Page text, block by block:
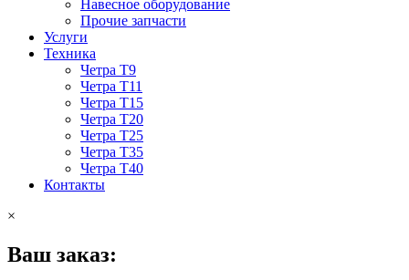
Навесное оборудование
Прочие запчасти
Услуги
Техника
Четра Т9
Четра Т11
Четра Т15
Четра Т20
Четра Т25
Четра Т35
Четра Т40
Контакты
×
Ваш заказ: